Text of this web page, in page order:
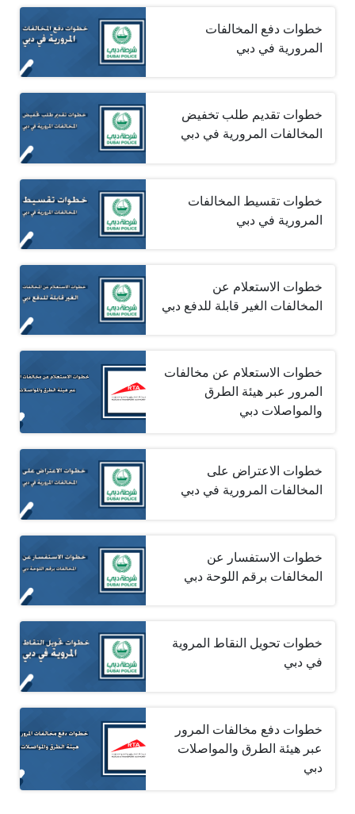
خطوات دفع المخالفات
المرورية في دبي
خطوات تقديم طلب تخفيض
المخالفات المرورية في دبي
خطوات تقسيط المخالفات
المرورية في دبي
خطوات الاستعلام عن
المخالفات الغير قابلة للدفع دبي
خطوات الاستعلام عن مخالفات
المرور عبر هيئة الطرق
والمواصلات دبي
خطوات الاعتراض على
المخالفات المرورية في دبي
خطوات الاستفسار عن
المخالفات برقم اللوحة دبي
خطوات تحويل النقاط المروية
في دبي
خطوات دفع مخالفات المرور
عبر هيئة الطرق والمواصلات
دبي